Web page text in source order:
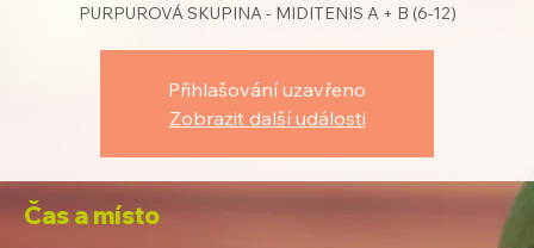
PURPUROVÁ SKUPINA - MIDITENIS A + B (6-12)
Přihlašování uzavřeno
Zobrazit další události
Čas a místo